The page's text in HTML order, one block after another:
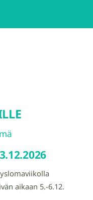
TAJU ry
aikaan 5.-6.12.